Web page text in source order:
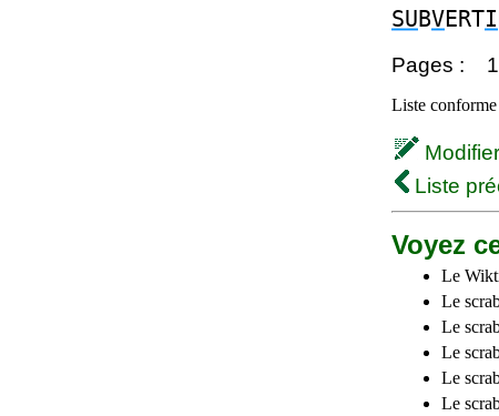
SUBVERTI
Pages : 1
Liste
Liste
Voyez
Le
Le
Le
Le
Le
Le